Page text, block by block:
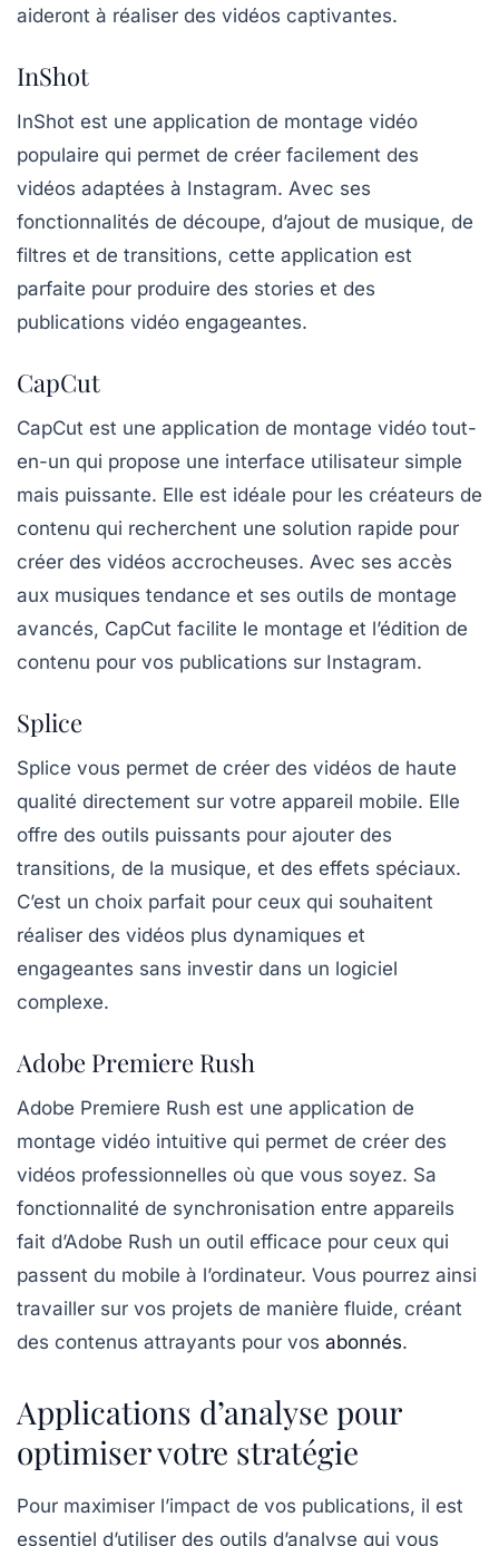
aideront à réaliser des vidéos captivantes.
InShot
InShot est une application de montage vidéo
populaire qui permet de créer facilement des
vidéos adaptées à Instagram. Avec ses
fonctionnalités de découpe, d’ajout de musique, de
filtres et de transitions, cette application est
parfaite pour produire des stories et des
publications vidéo engageantes.
CapCut
CapCut est une application de montage vidéo tout-
en-un qui propose une interface utilisateur simple
mais puissante. Elle est idéale pour les créateurs de
contenu qui recherchent une solution rapide pour
créer des vidéos accrocheuses. Avec ses accès
aux musiques tendance et ses outils de montage
avancés, CapCut facilite le montage et l’édition de
contenu pour vos publications sur Instagram.
Splice
Splice vous permet de créer des vidéos de haute
qualité directement sur votre appareil mobile. Elle
offre des outils puissants pour ajouter des
transitions, de la musique, et des effets spéciaux.
C’est un choix parfait pour ceux qui souhaitent
réaliser des vidéos plus dynamiques et
engageantes sans investir dans un logiciel
complexe.
Adobe Premiere Rush
Adobe Premiere Rush est une application de
montage vidéo intuitive qui permet de créer des
vidéos professionnelles où que vous soyez. Sa
fonctionnalité de synchronisation entre appareils
fait d’Adobe Rush un outil efficace pour ceux qui
passent du mobile à l’ordinateur. Vous pourrez ainsi
travailler sur vos projets de manière fluide, créant
des contenus attrayants pour vos abonnés.
Applications d’analyse pour
optimiser votre stratégie
Pour maximiser l’impact de vos publications, il est
essentiel d’utiliser des outils d’analyse qui vous